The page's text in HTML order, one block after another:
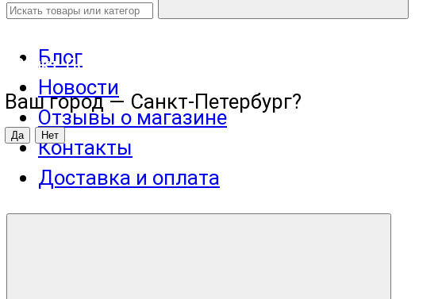
Санкт-Петербург
Ваш город — Санкт-Петербург?
Блог
Новости
Отзывы о магазине
Контакты
Доставка и оплата